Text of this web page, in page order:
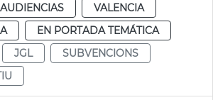
VALENCIA
EN PORTADA TEMÁTICA
JGL
SUBVENCIONS